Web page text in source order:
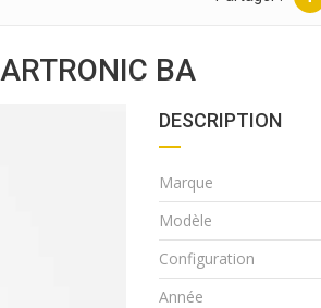
BA
DESCRIPTION
Marque
Modèle
Configuration
Année